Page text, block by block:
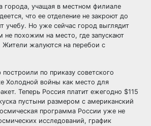
города, учащая в местном филиале
что ее отделение не закроют до
учебу. Но уже сейчас город выглядит
не похожим на место, где запускают
Жители жалуются на перебои с
по приказу советского
Холодной войны как место для
Теперь Россия платит ежегодно $115
пустыни размером с американский
программа России уже не
исследований, график